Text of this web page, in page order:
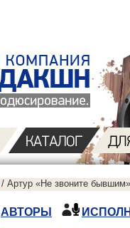
/ Артур «Не звоните
АВТОРЫ